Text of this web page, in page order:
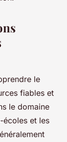
le
fiables et
le domaine
écoles et les